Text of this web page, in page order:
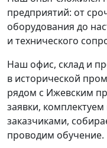
предприятий: от
оборудования до
и технического
Наш офис, склад и
в исторической
рядом с Ижевским
заявки,
заказчиками,
проводим обучение.